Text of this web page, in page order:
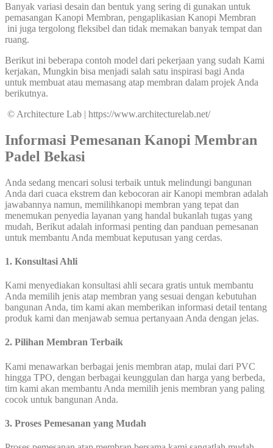
Banyak variasi desain dan bentuk yang sering di gunakan untuk
pemasangan Kanopi Membran, pengaplikasian Kanopi Membran
ini juga tergolong fleksibel dan tidak memakan banyak tempat dan
ruang.
Berikut ini beberapa contoh model dari pekerjaan yang sudah Kami
kerjakan, Mungkin bisa menjadi salah satu inspirasi bagi Anda
untuk membuat atau memasang atap membran dalam projek Anda
berikutnya.
© Architecture Lab | https://www.architecturelab.net/
Informasi Pemesanan Kanopi Membran
Padel Bekasi
Anda sedang mencari solusi terbaik untuk melindungi bangunan
Anda dari cuaca ekstrem dan kebocoran air Kanopi membran adalah
jawabannya namun, memilihkanopi membran yang tepat dan
menemukan penyedia layanan yang handal bukanlah tugas yang
mudah, Berikut adalah informasi penting dan panduan pemesanan
untuk membantu Anda membuat keputusan yang cerdas.
1. Konsultasi Ahli
Kami menyediakan konsultasi ahli secara gratis untuk membantu
Anda memilih jenis atap membran yang sesuai dengan kebutuhan
bangunan Anda, tim kami akan memberikan informasi detail tentang
produk kami dan menjawab semua pertanyaan Anda dengan jelas.
2. Pilihan Membran Terbaik
Kami menawarkan berbagai jenis membran atap, mulai dari PVC
hingga TPO, dengan berbagai keunggulan dan harga yang berbeda,
tim kami akan membantu Anda memilih jenis membran yang paling
cocok untuk bangunan Anda.
3. Proses Pemesanan yang Mudah